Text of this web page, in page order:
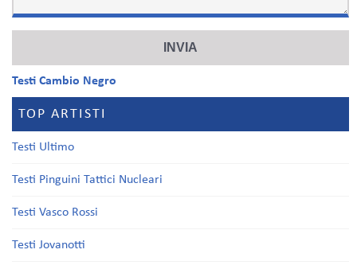
Testi Cambio Negro
TOP ARTISTI
Testi Ultimo
Testi Pinguini Tattici Nucleari
Testi Vasco Rossi
Testi Jovanotti